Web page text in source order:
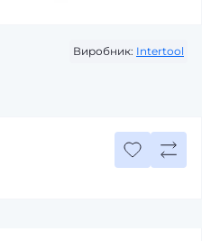
Виробник: Intertool